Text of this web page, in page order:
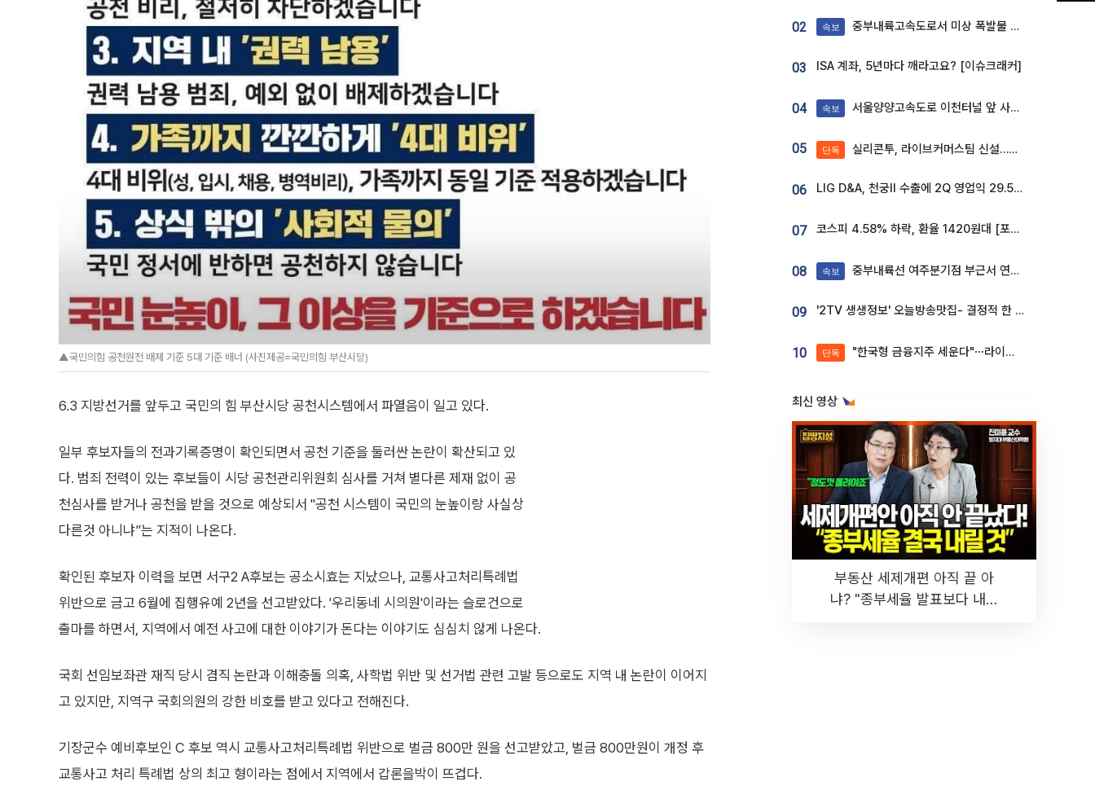
▲국민의힘 공천원천 배제 기준 5대 기준 배너 (사진제공=국민의힘 부산시당)
6.3 지방선거를 앞두고 국민의 힘 부산시당 공천시스템에서 파열음이 일고 있다.
일부 후보자들의 전과기록증명이 확인되면서 공천 기준을 둘러싼 논란이 확산되고 있
다. 범죄 전력이 있는 후보들이 시당 공천관리위원회 심사를 거쳐 별다른 제재 없이 공
천심사를 받거나 공천을 받을 것으로 예상되서 "공천 시스템이 국민의 눈높이랑 사실상
다른것 아니냐”는 지적이 나온다.
확인된 후보자 이력을 보면 서구2 A후보는 공소시효는 지났으나, 교통사고처리특례법
위반으로 금고 6월에 집행유예 2년을 선고받았다. '우리동네 시의원'이라는 슬로건으로
출마를 하면서, 지역에서 예전 사고에 대한 이야기가 돈다는 이야기도 심심치 않게 나온다.
국회 선임보좌관 재직 당시 겸직 논란과 이해충돌 의혹, 사학법 위반 및 선거법 관련 고발 등으로도 지역 내 논란이 이어지
고 있지만, 지역구 국회의원의 강한 비호를 받고 있다고 전해진다.
기장군수 예비후보인 C 후보 역시 교통사고처리특례법 위반으로 벌금 800만 원을 선고받았고, 벌금 800만원이 개정 후
교통사고 처리 특례법 상의 최고 형이라는 점에서 지역에서 갑론을박이 뜨겁다.
02 속보 중부내륙고속도로서 미상 폭발물 발견
03 ISA 계좌, 5년마다 깨라고요? [이슈크래커]
04 속보 서울양양고속도로 이천터널 앞 사고 발생
05 단독 실리콘투, 라이브커머스팀 신설…K뷰티 ‘글로벌 판매망’ 확대[K뷰티 라방戰]
06 LIG D&A, 천궁Ⅱ 수출에 2Q 영업익 29.5%↑…수주잔고 24.6조 [종합]
07 코스피 4.58% 하락, 환율 1420원대 [포토]
08 속보 중부내륙선 여주분기점 부근서 연이은 추돌사고 발생
09 '2TV 생생정보' 오늘방송맛집- 결정적 한 수, 3종 메밀면! 메밀 소바 맛집 '의○○○○'
10 단독 "한국형 금융지주 세운다"⋯라이나생명, 대주주 변경으로 지주사 전환 첫발
최신 영상
부동산 세제개편 아직 끝 아
냐? "종부세율 발표보다 내릴